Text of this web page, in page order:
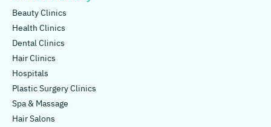
Beauty Clinics
Health Clinics
Dental Clinics
Hair Clinics
Hospitals
Plastic Surgery Clinics
Spa & Massage
Hair Salons